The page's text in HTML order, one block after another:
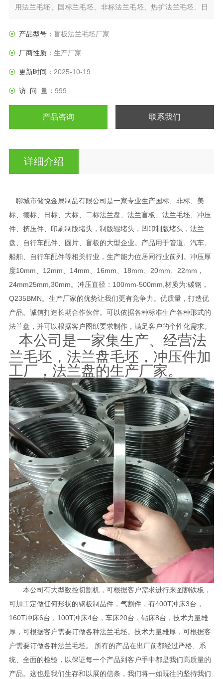
用法兰毛坯、国标兰毛坯、非标法兰毛坯、热扩法兰毛坯、日
产品型号： 盲板法兰毛坯厂家
厂商性质： 生产厂家
更新时间： 2025-10-19
访 问 量： 999
产品咨询 联系我们
详细介绍
聊城市储悦金属制品有限公司是一家专业生产国标、非标、美
标、德标、日标、大标、二标法兰盘、法兰盲板、法兰毛坯、冲压
件、挤压件、印刷制版堵头，制版辊堵头，凹印制版堵头，法兰
盘、自行车配件、圆片、盲板的大型企业。产品用于管道、汽车、
船舶、自行车配件等相关行业，生产能力位居同行业前列。冲压厚
度10mm、12mm、14mm、16mm、18mm、20mm、22mm，
24mm25mm,30mm。冲压直径：100mm-500mm,材质为:碳钢，
Q235BMN。生产厂家的优势让我们更有竞争力。优质量，打造优
产品。诚信打造长期合作伙伴。可以依据各种标准生产各种形式的
法兰盘，并可以根据客户图纸要求制作，满足客户的个性化需求。
本公司是一家集生产、经营法
兰毛坯，法兰盘毛坯，冲压件加
工厂，法兰盘的生产厂家。
本公司有大型数控切割机，可根据客户需求进行来图割铁板，
可加工定做任何形状的钢板制品件，气割件，有400T冲床3台，
160T冲床6台，100T冲床4台，车床20台，钻床8台，技术力量雄
厚，可根据客户需要订做各种法兰毛坯。技术力量雄厚，可根据客
户需要订做各种法兰毛坯。 所有的产品在出厂前都经过严格、系
统、全面的检验，以保证每一个产品到客户手中都是我们高质量的
产品。这也是我们生存和以展的信条，我们将一如既往的坚持我们